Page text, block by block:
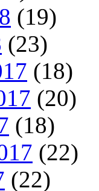
(19)
(23)
(18)
(20)
(18)
(22)
(22)